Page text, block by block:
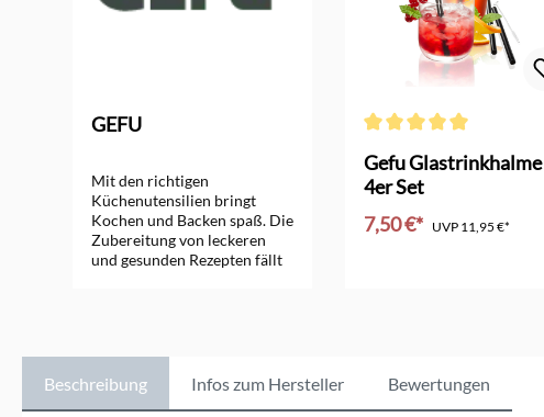
GEFU
Mit den richtigen
Küchenutensilien bringt
Kochen und Backen spaß. Die
Zubereitung von leckeren
und gesunden Rezepten fällt
eine der besten deutschen
Marken, wenn es um
hochwertige
Gefu Glastrinkhalme
4er Set
7,50 €* UVP 11,95 €*
Beschreibung Infos zum Hersteller Bewertungen